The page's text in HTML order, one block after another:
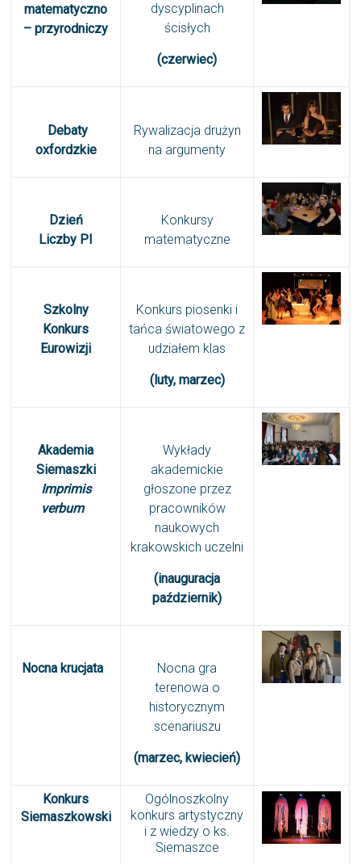
matematyczno
– przyrodniczy
dyscyplinach
ścisłych
(czerwiec)
Debaty
oxfordzkie
Rywalizacja drużyn
na argumenty
Dzień
Liczby PI
Konkursy
matematyczne
Szkolny
Konkurs
Eurowizji
Konkurs piosenki i
tańca światowego z
udziałem klas
(luty, marzec)
Akademia
Siemaszki
Imprimis
verbum
Wykłady
akademickie
głoszone przez
pracowników
naukowych
krakowskich uczelni
(inauguracja
październik)
Nocna krucjata
Nocna gra
terenowa o
historycznym
scenariuszu
(marzec, kwiecień)
Konkurs
Siemaszkowski
Ogólnoszkolny
konkurs artystyczny
i z wiedzy o ks.
Siemaszce